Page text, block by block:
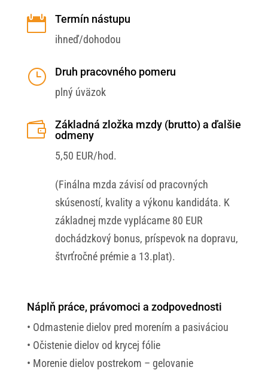

Termín nástupu
ihneď/dohodou
}
Druh pracovného pomeru
plný úväzok

Základná zložka mzdy (brutto) a ďalšie
odmeny
5,50 EUR/hod.
(Finálna mzda závisí od pracovných
skúseností, kvality a výkonu kandidáta. K
základnej mzde vyplácame 80 EUR
dochádzkový bonus, príspevok na dopravu,
štvrťročné prémie a 13.plat).
Náplň práce, právomoci a zodpovednosti
• Odmastenie dielov pred morením a pasiváciou
• Očistenie dielov od krycej fólie
• Morenie dielov postrekom – gelovanie